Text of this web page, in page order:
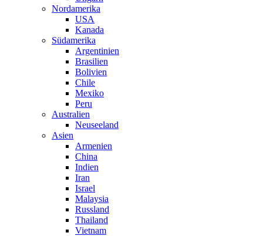
Nordamerika
USA
Kanada
Südamerika
Argentinien
Brasilien
Bolivien
Chile
Mexiko
Peru
Australien
Neuseeland
Asien
Armenien
China
Indien
Iran
Israel
Malaysia
Russland
Thailand
Vietnam